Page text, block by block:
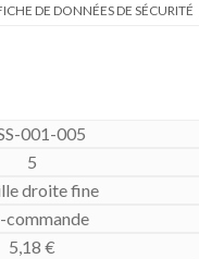
DE DONNÉES DE SÉCURITÉ
001-005
5
droite fine
commande
5,18 €